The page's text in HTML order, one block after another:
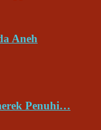
Aneh
Penuhi…